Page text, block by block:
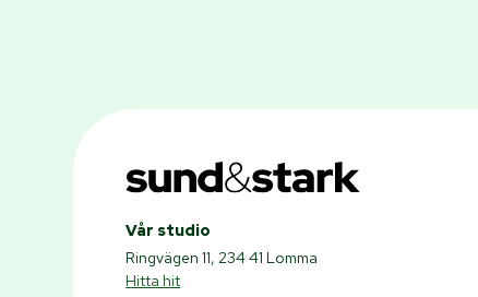
Vår studio
Ringvägen 11, 234 41 Lomma
Hitta hit